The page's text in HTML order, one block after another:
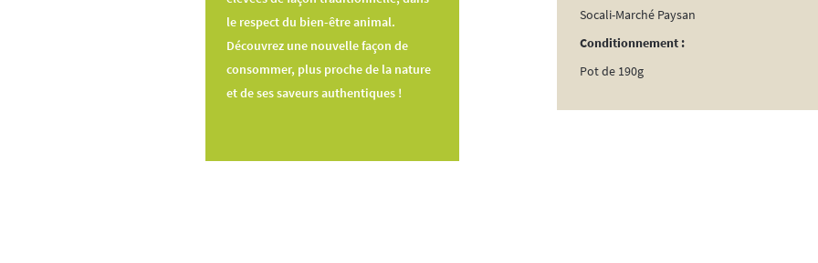
le respect du bien-être animal.
Découvrez une nouvelle façon de
consommer, plus proche de la nature
et de ses saveurs authentiques !
Socali-Marché Paysan
Conditionnement :
Pot de 190g